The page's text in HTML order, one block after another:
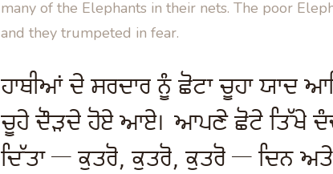
many of the Elephants in their nets. The poor
and they trumpeted in fear.
ਹਾਥੀਆਂ ਦੇ ਸਰਦਾਰ ਨੂੰ ਛੋਟਾ ਚੂਹਾ ਯਾਦ
ਚੂਹੇ ਦੌੜਦੇ ਹੋਏ ਆਏ। ਆਪਣੇ ਛੋਟੇ ਤਿੱਖੇ
ਦਿੱਤਾ — ਕੁਤਰੋ, ਕੁਤਰੋ, ਕੁਤਰੋ — ਦਿਨ ਅਤੇ